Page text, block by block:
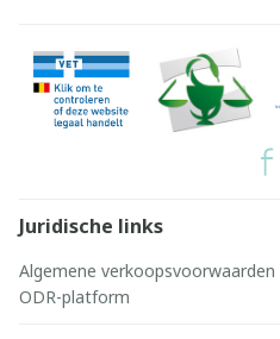
Juridische links
Algemene verkoopsvoorwaarden
ODR-platform